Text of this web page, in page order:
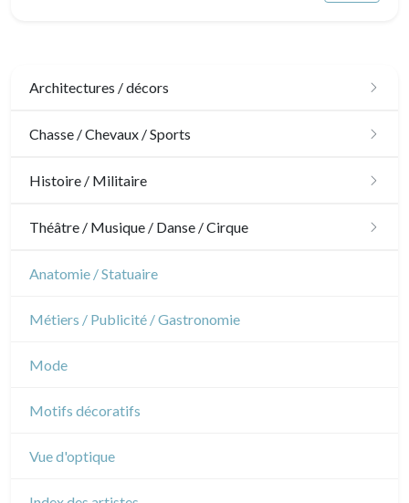
Architectures / décors
Architecture
Chasse / Chevaux / Sports
Chasse
Histoire / Militaire
Militaire
Théâtre / Musique / Danse / Cirque
Théâtre
Anatomie / Statuaire
Métiers / Publicité / Gastronomie
Mode
Motifs décoratifs
Vue d'optique